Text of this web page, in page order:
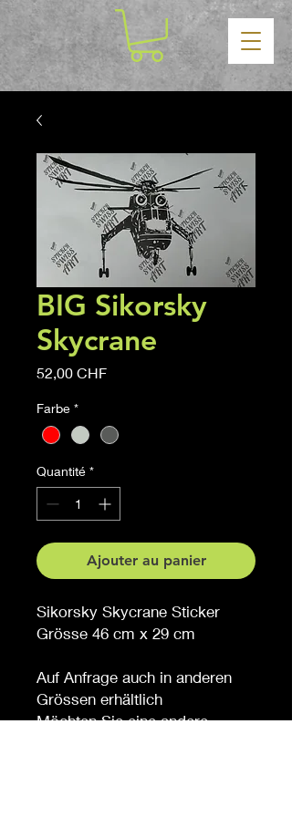
BIG Sikorsky
Skycrane
52,00 CHFPrix
Farbe *
Quantité *
Ajouter au panier
Sikorsky Skycrane Sticker
Grösse 46 cm x 29 cm
Auf Anfrage auch in anderen
Grössen erhältlich
Möchten Sie eine andere